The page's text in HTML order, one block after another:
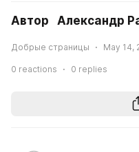
Автор   Александр
Добрые страницы May 14,
0 reactions 0 replies